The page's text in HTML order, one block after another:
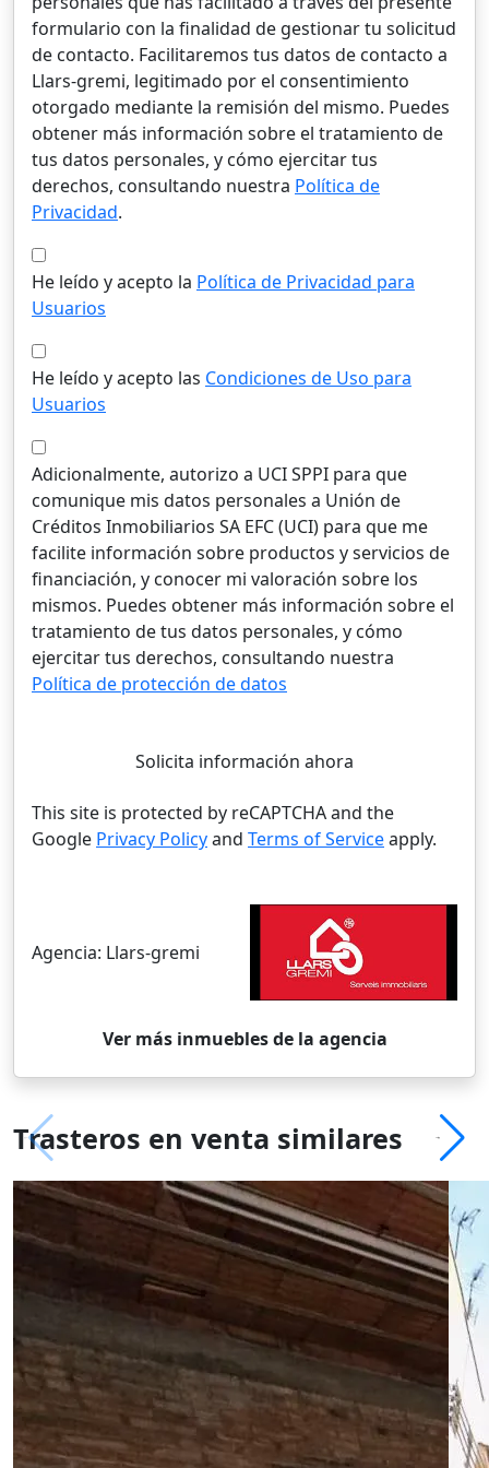
formulario con la finalidad de gestionar tu solicitud
de contacto. Facilitaremos tus datos de contacto a
Llars-gremi, legitimado por el consentimiento
otorgado mediante la remisión del mismo. Puedes
obtener más información sobre el tratamiento de
tus datos personales, y cómo ejercitar tus
derechos, consultando nuestra Política de
Privacidad.
He leído y acepto la Política de Privacidad para
Usuarios
He leído y acepto las Condiciones de Uso para
Usuarios
Adicionalmente, autorizo a UCI SPPI para que
comunique mis datos personales a Unión de
Créditos Inmobiliarios SA EFC (UCI) para que me
facilite información sobre productos y servicios de
financiación, y conocer mi valoración sobre los
mismos. Puedes obtener más información sobre el
tratamiento de tus datos personales, y cómo
ejercitar tus derechos, consultando nuestra
Política de protección de datos
Solicita información ahora
This site is protected by reCAPTCHA and the
Google Privacy Policyand Terms of Serviceapply.
Agencia: Llars-gremi
Ver más inmuebles de la agencia
Trasteros en venta similares